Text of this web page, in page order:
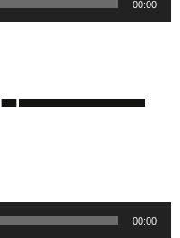
00:00
00:00